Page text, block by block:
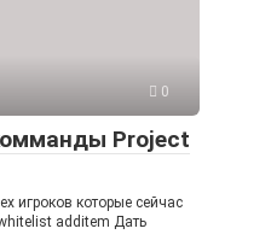
0
Project
игроков которые сейчас
additem Дать